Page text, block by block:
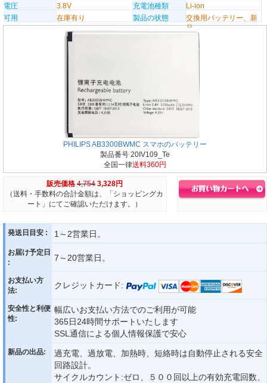
電圧
3.8V 充電池種類
Li-ion
可用
在庫有り 製品の状態
交換用バッテリー、新
品
PHILIPS AB3300BWMC スマホのバッテリー
製品番号 20IV109_Te
全国一律送料360円
販売価格 4,754 3,328円
（送料・手数料の合計金額は、「ショッピングカ
ート」にてご確認いただけます。）
発送日目安 : 1～2営業日。
お届け予定日
:
7～20営業日。
お支払い方
法:
クレジットカード:
安全性と利便
性:
幅広いお支払い方法でのご利用が可能
365日24時間サポートいたします
SSL通信による個人情報保護で安心
新品の出品:
過充電、過放電、加熱時、短絡時は自動停止される安全
回路設計。
サイクルカウント:ゼロ、５００回以上の有効充電回数、